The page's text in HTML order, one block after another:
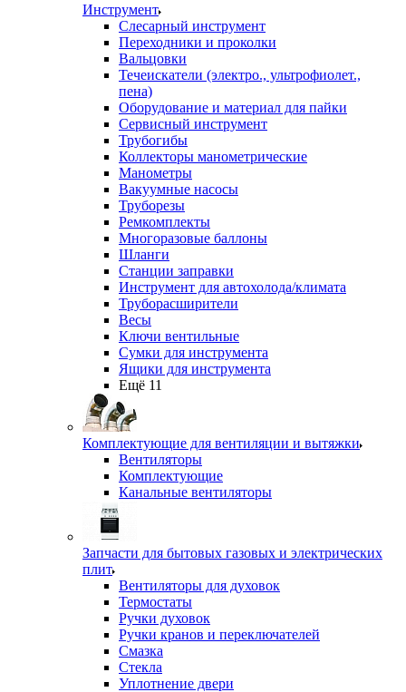
Инструмент
Слесарный инструмент
Переходники и проколки
Вальцовки
Течеискатели (электро., ультрофиолет.,
пена)
Оборудование и материал для пайки
Сервисный инструмент
Трубогибы
Коллекторы манометрические
Манометры
Вакуумные насосы
Труборезы
Ремкомплекты
Многоразовые баллоны
Шланги
Станции заправки
Инструмент для автохолода/климата
Труборасширители
Весы
Ключи вентильные
Сумки для инструмента
Ящики для инструмента
Ещё 11
Комплектующие для вентиляции и вытяжки
Вентиляторы
Комплектующие
Канальные вентиляторы
Запчасти для бытовых газовых и электрических
плит
Вентиляторы для духовок
Термостаты
Ручки духовок
Ручки кранов и переключателей
Смазка
Стекла
Уплотнение двери